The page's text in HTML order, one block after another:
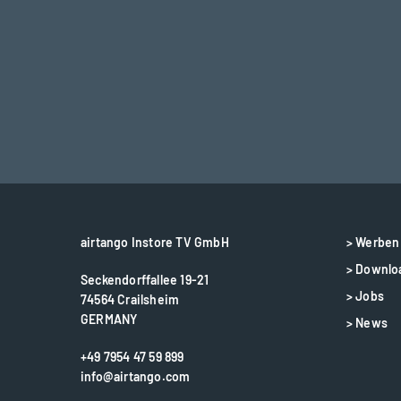
airtango Instore TV GmbH
Seckendorffallee 19-21
74564 Crailsheim
GERMANY
+49 7954 47 59 899
info@airtango.com
>
>
> Jobs
> News